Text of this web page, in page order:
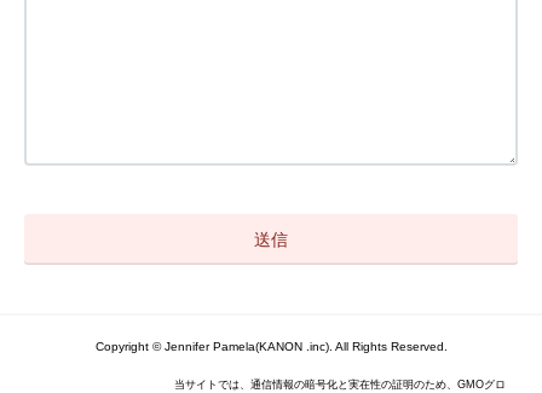
Copyright © Jennifer Pamela(KANON .inc). All Rights Reserved.
当サイトでは、通信情報の暗号化と実在性の証明のため、GMOグロ